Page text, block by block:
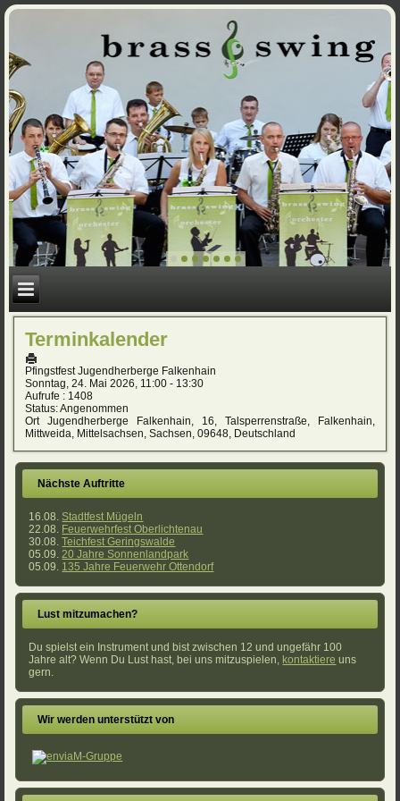
Terminkalender
Pfingstfest Jugendherberge Falkenhain
Sonntag, 24. Mai 2026, 11:00 - 13:30
Aufrufe : 1408
Status: Angenommen
OrtJugendherberge Falkenhain, 16, Talsperrenstraße, Falkenhain,
Mittweida, Mittelsachsen, Sachsen, 09648, Deutschland
Nächste Auftritte
16.08. Stadtfest Mügeln
22.08. Feuerwehrfest Oberlichtenau
30.08. Teichfest Geringswalde
05.09. 20 Jahre Sonnenlandpark
05.09. 135 Jahre Feuerwehr Ottendorf
Lust mitzumachen?
Du spielst ein Instrument und bist zwischen 12 und ungefähr 100
Jahre alt? Wenn Du Lust hast, bei uns mitzuspielen, kontaktiere uns
gern.
Wir werden unterstützt von